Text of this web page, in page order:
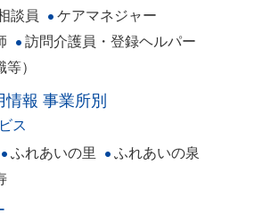
談員
ケアマネジャー
訪問介護員・登録ヘルパー
）
報 事業所別
ス
ふれあいの里
ふれあいの泉